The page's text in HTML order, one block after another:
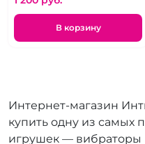
В корзину
Интернет-магазин
купить одну из самых
игрушек — вибраторы